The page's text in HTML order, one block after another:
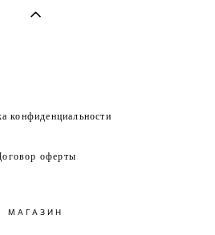
конфиденциальности
оферты
МАГАЗИН